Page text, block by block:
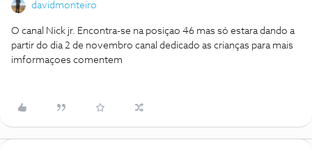
davidmonteiro
O canal Nick jr. Encontra-se na posiçao 46 mas só estara dando a
partir do dia 2 de novembro canal dedicado as crianças para mais
imformaçoes comentem